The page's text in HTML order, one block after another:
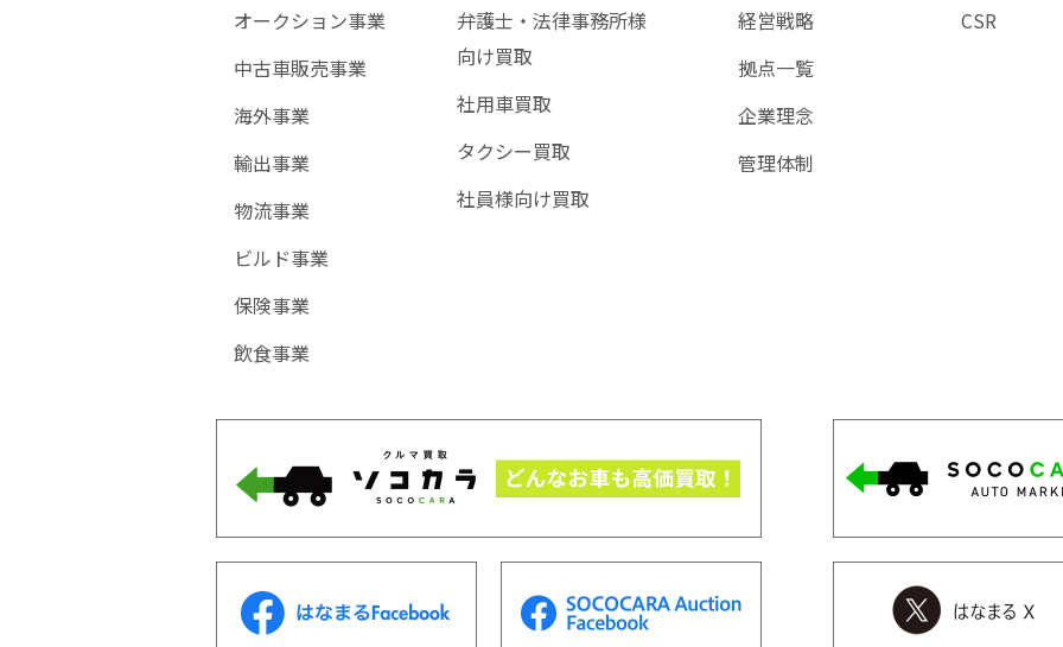
オークション事業
中古車販売事業
海外事業
輸出事業
物流事業
ビルド事業
保険事業
飲食事業
弁護士・法律事務所様
向け買取
社用車買取
タクシー買取
社員様向け買取
経営戦略
拠点一覧
企業理念
管理体制
CSR